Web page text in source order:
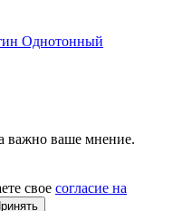
Однотонный
важно ваше мнение.
свое согласие на